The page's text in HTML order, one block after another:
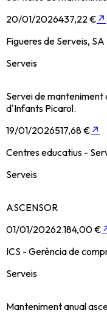
20/01/2026437,22 € ↗
Figueres de Serveis, SA
Serveis
Servei de
d'Infants Picarol.
19/01/2026517,68 € ↗
Centres educatius -
Serveis
ASCENSOR
01/01/20262.184,00 €
ICS - Gerència de
Serveis
Manteniment anual